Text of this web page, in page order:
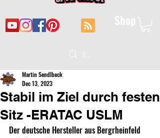
Shop
Suche
Stabil im Ziel durch festen
Sitz -ERATAC USLM
Martin Sendlbeck
Dec 13, 2023
Der deutsche Hersteller aus Bergrheinfeld